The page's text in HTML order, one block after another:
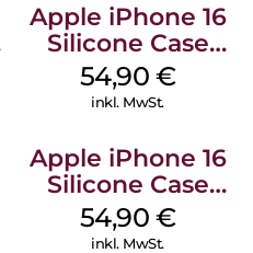
Apple iPhone 16
Silicone Case
MagSafe Lake
Green
54,90 €
inkl. MwSt.
Apple iPhone 16
Silicone Case
MagSafe Black
54,90 €
inkl. MwSt.